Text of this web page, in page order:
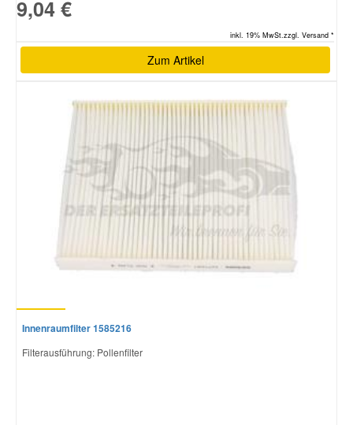
9,04 €
inkl. 19% MwSt.zzgl. Versand *
Zum Artikel
Innenraumfilter 1585216
Filterausführung: Pollenfilter